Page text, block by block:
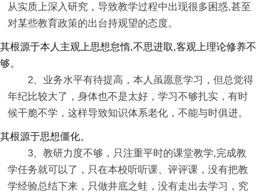
从实质上深入研究，导致教学过程中出现很多困惑,甚至
对某些教育政策的出台持观望的态度。
其根源于本人主观上思想怠惰,不思进取,客观上理论修养不
够。
2、业务水平有待提高，本人虽愿意学习，但总觉得
年纪比较大了，身体也不是太好，学习不够扎实，有时
候干脆不学，这样导致知识体系老化，不能与时俱进。
其根源于思想僵化。
3、教研力度不够，只注重平时的课堂教学,完成教
学任务就可以了，只在本校听听课、评评课，没有把教
学经验总结下来，只做井底之蛙，没有走出去学习，究